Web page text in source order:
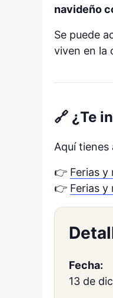
navideño
Se puede
viven en la
🔗 ¿Te
Aquí
👉 Ferias y
👉 Ferias y
Fecha:
13 de